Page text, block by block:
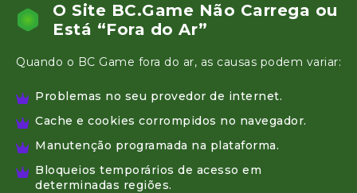
O Site BC.Game Não Carrega ou
Está “Fora do Ar”
Quando o BC Game fora do ar, as causas podem variar:
Problemas no seu provedor de internet.
Cache e cookies corrompidos no navegador.
Manutenção programada na plataforma.
Bloqueios temporários de acesso em
determinadas regiões.